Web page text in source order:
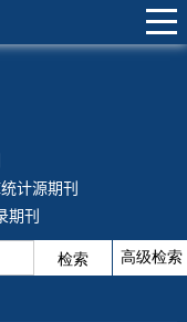
计源期刊
期刊